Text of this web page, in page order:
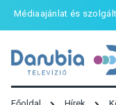
Médiaajánlat és